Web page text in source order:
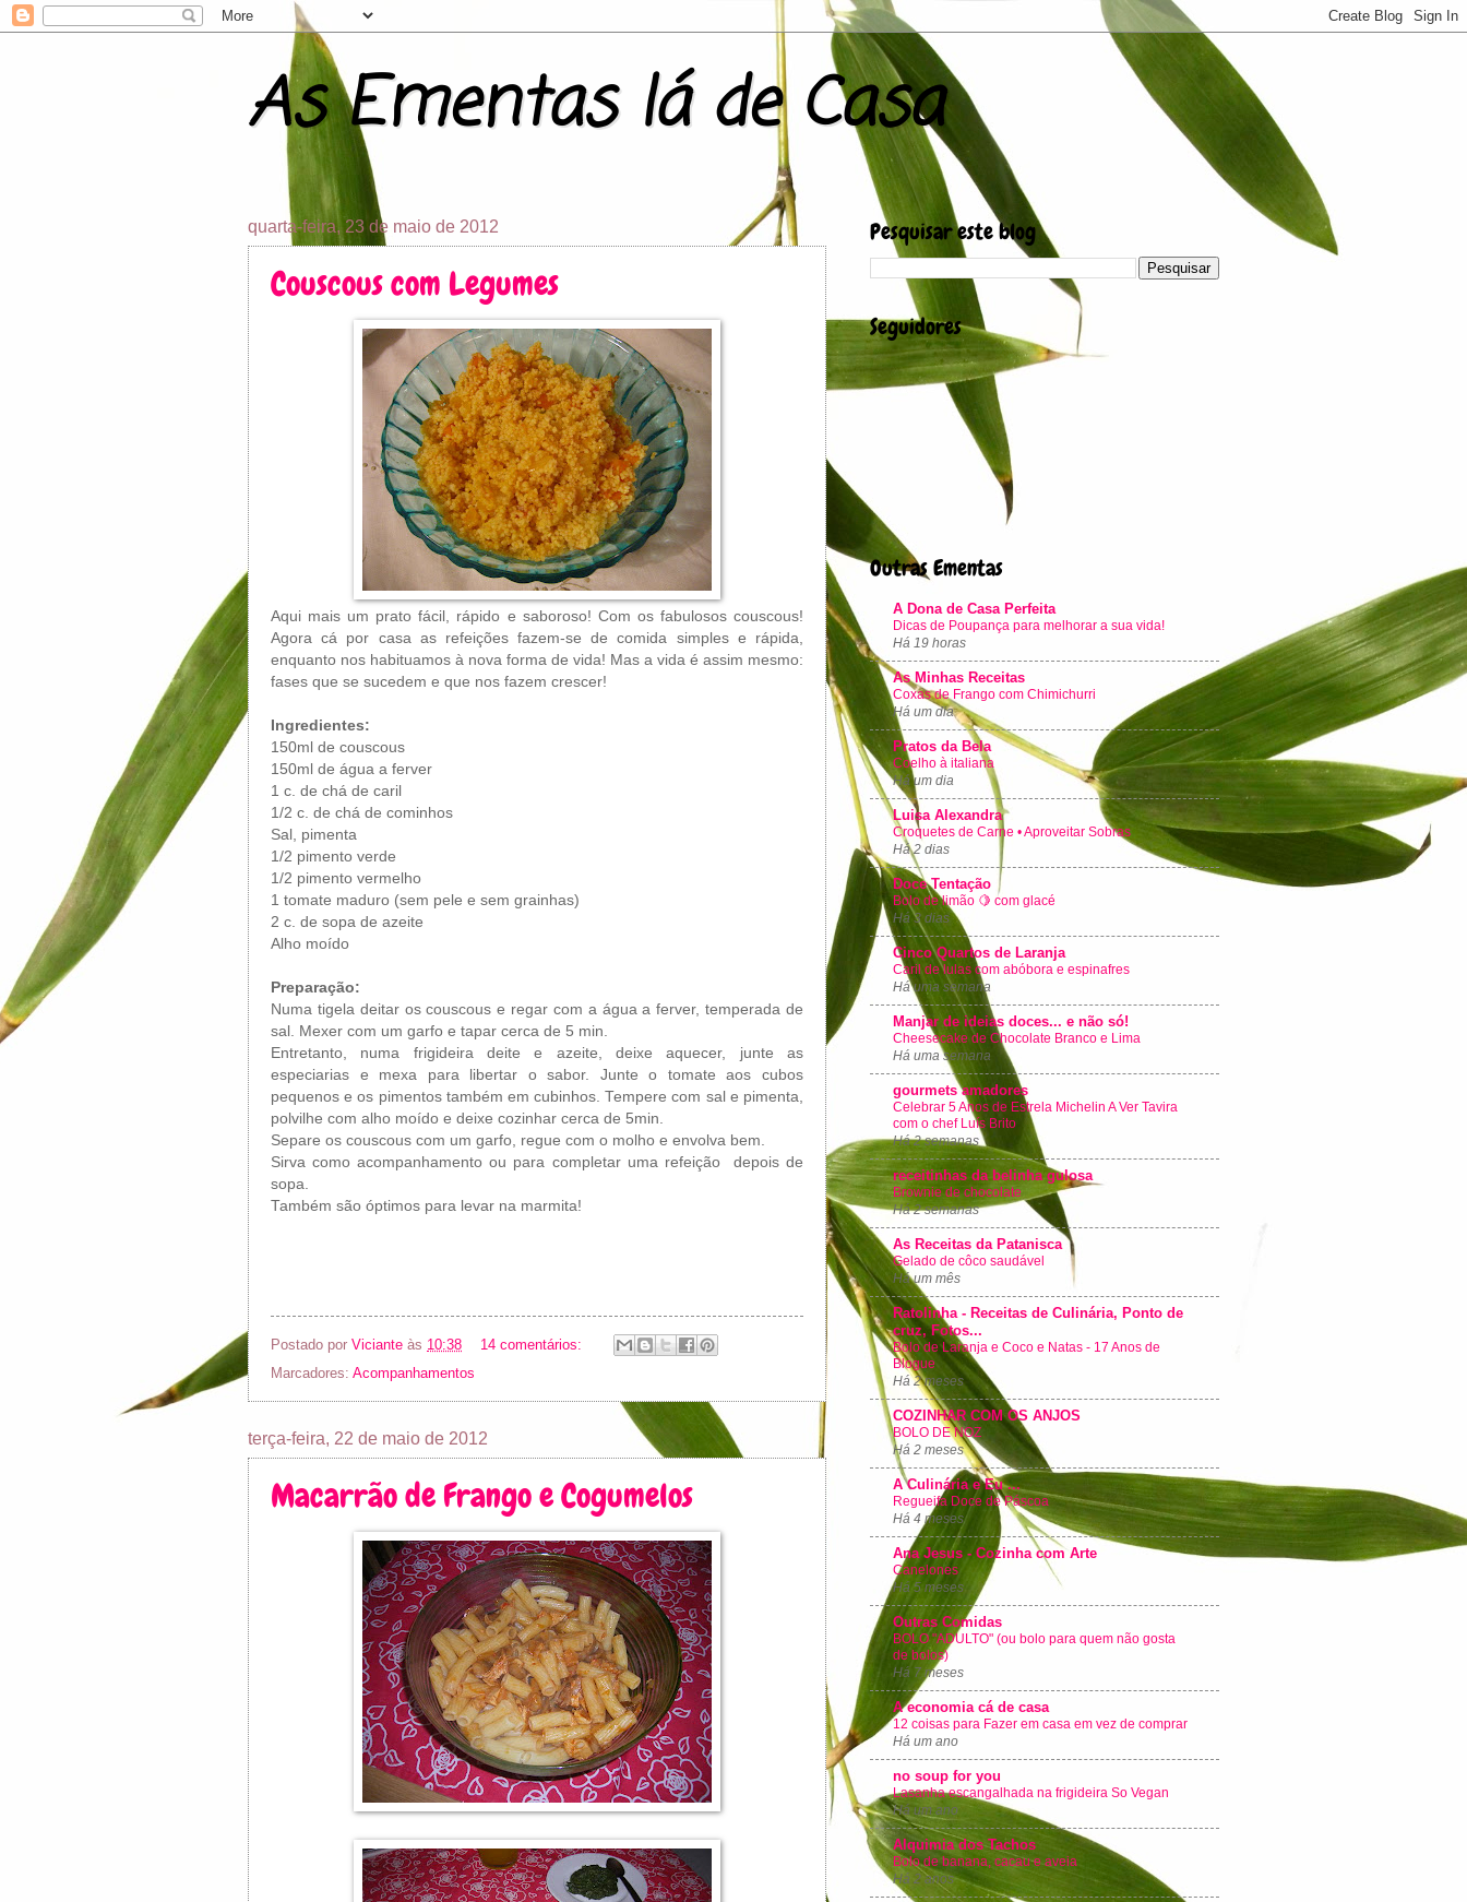
As Ementas lá de Casa
quarta-feira, 23 de maio de 2012
Couscous com Legumes
Aqui mais um prato fácil, rápido e saboroso! Com os fabulosos couscous!
Agora cá por casa as refeições fazem-se de comida simples e rápida,
enquanto nos habituamos à nova forma de vida! Mas a vida é assim mesmo:
fases que se sucedem e que nos fazem crescer!
Ingredientes:
150ml de couscous
150ml de água a ferver
1 c. de chá de caril
1/2 c. de chá de cominhos
Sal, pimenta
1/2 pimento verde
1/2 pimento vermelho
1 tomate maduro (sem pele e sem grainhas)
2 c. de sopa de azeite
Alho moído
Preparação:
Numa tigela deitar os couscous e regar com a água a ferver, temperada de
sal. Mexer com um garfo e tapar cerca de 5 min.
Entretanto, numa frigideira deite e azeite, deixe aquecer, junte as
especiarias e mexa para libertar o sabor. Junte o tomate aos cubos
pequenos e os pimentos também em cubinhos. Tempere com sal e pimenta,
polvilhe com alho moído e deixe cozinhar cerca de 5min.
Separe os couscous com um garfo, regue com o molho e envolva bem.
Sirva como acompanhamento ou para completar uma refeição depois de
sopa.
Também são óptimos para levar na marmita!
Postado por Viciante às 10:38
14 comentários:
Marcadores: Acompanhamentos
terça-feira, 22 de maio de 2012
Macarrão de Frango e Cogumelos
Pesquisar este blog
Seguidores
Outras Ementas
A Dona de Casa Perfeita
Dicas de Poupança para melhorar a sua vida!
Há 19 horas
As Minhas Receitas
Coxas de Frango com Chimichurri
Há um dia
Pratos da Bela
Coelho à italiana
Há um dia
Luisa Alexandra
Croquetes de Carne • Aproveitar Sobras
Há 2 dias
Doce Tentação
Bolo de limão 🍋 com glacé
Há 3 dias
Cinco Quartos de Laranja
Caril de lulas com abóbora e espinafres
Há uma semana
Manjar de ideias doces... e não só!
Cheesecake de Chocolate Branco e Lima
Há uma semana
gourmets amadores
Celebrar 5 Anos de Estrela Michelin A Ver Tavira
com o chef Luís Brito
Há 2 semanas
receitinhas da belinha gulosa
Brownie de chocolate
Há 2 semanas
As Receitas da Patanisca
Gelado de côco saudável
Há um mês
Ratolinha - Receitas de Culinária, Ponto de
cruz, Fotos...
Bolo de Laranja e Coco e Natas - 17 Anos de
Blogue
Há 2 meses
COZINHAR COM OS ANJOS
BOLO DE NOZ
Há 2 meses
A Culinária e Eu ...
Regueifa Doce de Páscoa
Há 4 meses
Ana Jesus - Cozinha com Arte
Canelones
Há 5 meses
Outras Comidas
BOLO "ADULTO" (ou bolo para quem não gosta
de bolos)
Há 7 meses
A economia cá de casa
12 coisas para Fazer em casa em vez de comprar
Há um ano
no soup for you
Lasanha escangalhada na frigideira So Vegan
Há um ano
Alquimia dos Tachos
Bolo de banana, cacau e aveia
Há 2 anos